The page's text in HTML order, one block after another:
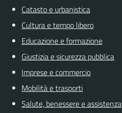
Catasto e urbanistica
Cultura e tempo libero
Educazione e formazione
Giustizia e sicurezza pubblica
Imprese e commercio
Mobilità e trasporti
Salute, benessere e assistenza